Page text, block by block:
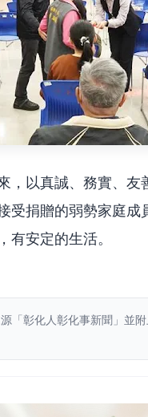
，以真誠、務實、
受捐贈的弱勢家庭
有安定的生活。
「彰化人彰化事新聞」並附